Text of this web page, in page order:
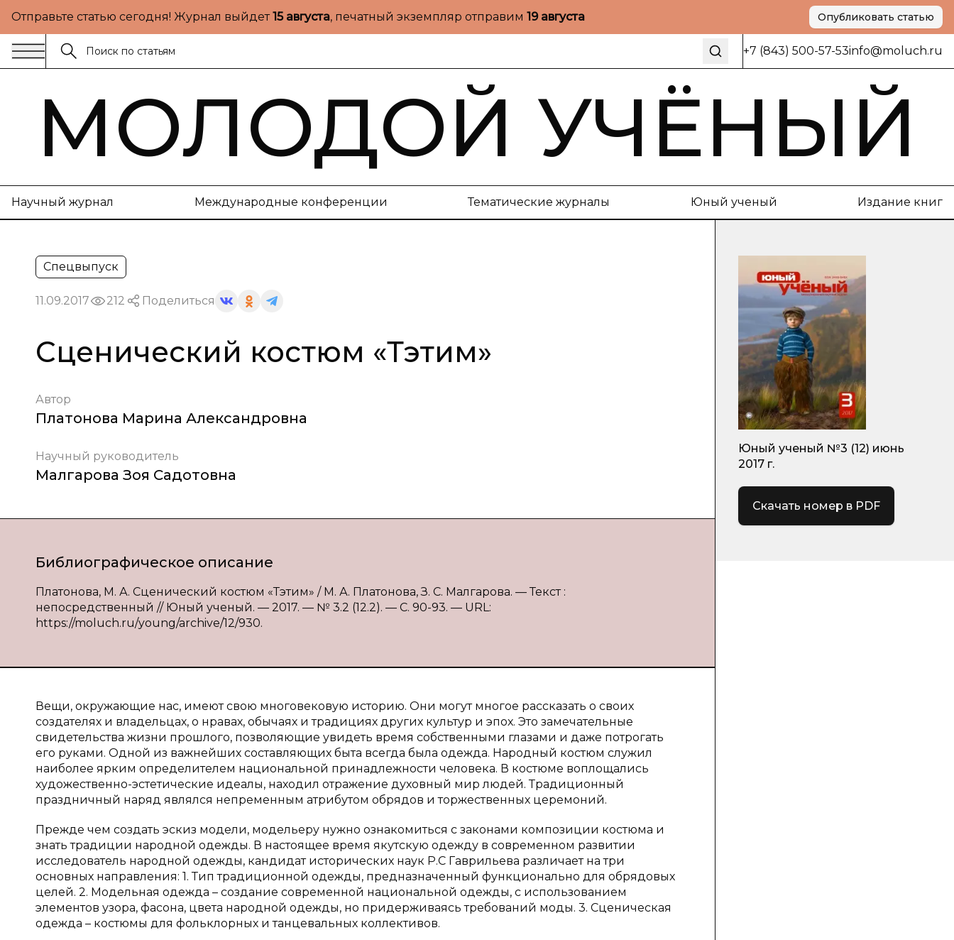
Отправьте статью сегодня! Журнал выйдет15 августа, печатный экземпляр отправим 19 августа Опубликовать статью
+7 (843) 500-57-53info@moluch.ru
МОЛОДОЙ УЧЁНЫЙ
Научный журнал Международные конференции Тематические журналы Юный ученый Издание книг
Спецвыпуск
11.09.2017 212 Поделиться
Сценический костюм «Тэтим»
Автор
Платонова Марина Александровна
Научный руководитель
Малгарова Зоя Садотовна
Библиографическое описание
Платонова, М. А. Сценический костюм «Тэтим» / М. А. Платонова, З. С. Малгарова. — Текст :
непосредственный // Юный ученый. — 2017. — № 3.2 (12.2). — С. 90-93. — URL:
https://moluch.ru/young/archive/12/930.
Вещи, окружающие нас, имеют свою многовековую историю. Они могут многое рассказать о своих
создателях и владельцах, о нравах, обычаях и традициях других культур и эпох. Это замечательные
свидетельства жизни прошлого, позволяющие увидеть время собственными глазами и даже потрогать
его руками. Одной из важнейших составляющих быта всегда была одежда. Народный костюм служил
наиболее ярким определителем национальной принадлежности человека. В костюме воплощались
художественно-эстетические идеалы, находил отражение духовный мир людей. Традиционный
праздничный наряд являлся непременным атрибутом обрядов и торжественных церемоний.
Прежде чем создать эскиз модели, модельеру нужно ознакомиться с законами композиции костюма и
знать традиции народной одежды. В настоящее время якутскую одежду в современном развитии
исследователь народной одежды, кандидат исторических наук Р.С Гаврильева различает на три
основных направления: 1. Тип традиционной одежды, предназначенный функционально для обрядовых
целей. 2. Модельная одежда – создание современной национальной одежды, с использованием
элементов узора, фасона, цвета народной одежды, но придерживаясь требований моды. 3. Сценическая
одежда – костюмы для фольклорных и танцевальных коллективов.
Юный ученый №3 (12) июнь
2017 г.
Скачать номер в PDF